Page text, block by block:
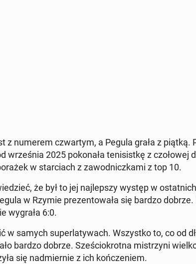
z numerem czwartym, a Pegula grała z piątką.
wrześ­nia 2025 pokon­ała teni­sistkę z czołowej
w star­ci­ach z za­wod­niczka­mi z top 10.
że był to jej na­jlep­szy występ w
w Rzymie prezen­towała się bardzo
wygrała 6:0.
w samych su­per­latywach. Wszys­tko to, co od
bardzo dobrze. Sześ­ciokrot­na mis­trzyni
się nad­miernie z ich kończe­niem.